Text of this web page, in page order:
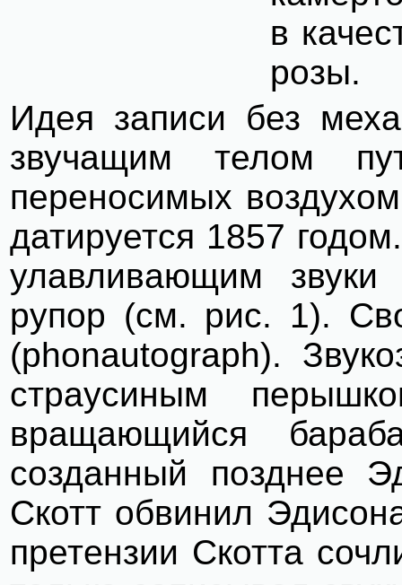
в
розы.
Идея записи без
звучащим телом
переносимых
датируется 1857
улавливающим
рупор (см. рис. 1).
(phonautograph).
страусиным
вращающийся
созданный позднее
Скотт обвинил
претензии Скотта